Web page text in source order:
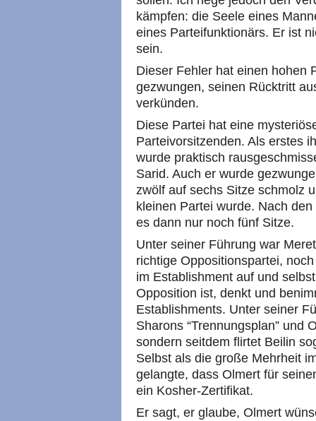
kämpfen: die Seele eines
eines Parteifunktionärs. Er ist
sein.
Dieser Fehler hat einen hohen
gezwungen, seinen Rücktritt
verkünden.
Diese Partei hat eine
Parteivorsitzenden. Als erstes
wurde praktisch
Sarid. Auch er wurde
zwölf auf sechs Sitze schmolz
kleinen Partei wurde. Nach
es dann nur noch fünf Sitze.
Unter seiner Führung war
richtige Oppositionspartei,
im Establishment auf und
Opposition ist, denkt und
Establishments. Unter seiner
Sharons “Trennungsplan” und
sondern seitdem flirtet Beilin
Selbst als die große Mehrheit
gelangte, dass Olmert für
ein Kosher-Zertifikat.
Er sagt, er glaube, Olmert